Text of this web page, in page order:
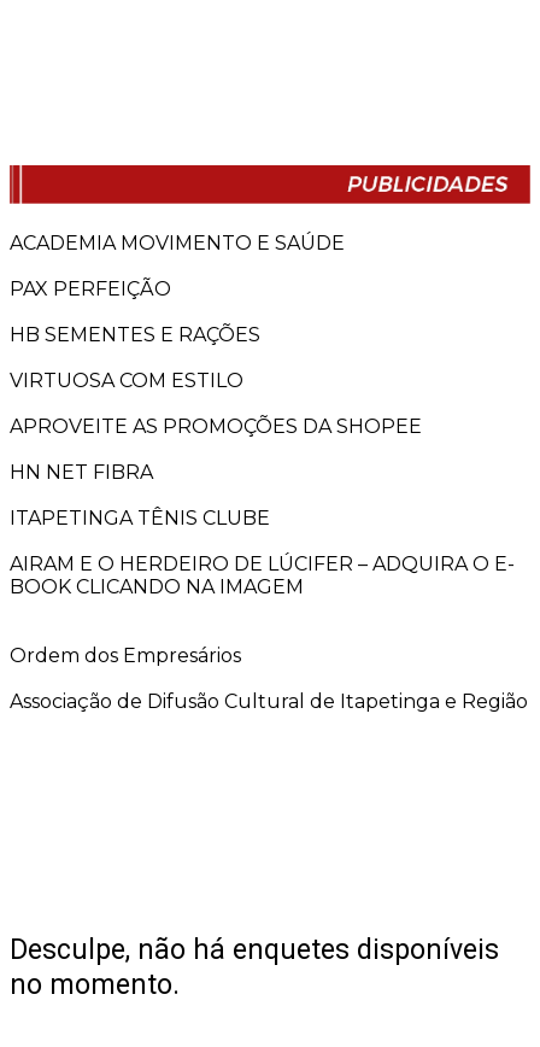
ACADEMIA MOVIMENTO E SAÚDE
PAX PERFEIÇÃO
HB SEMENTES E RAÇÕES
VIRTUOSA COM ESTILO
APROVEITE AS PROMOÇÕES DA SHOPEE
HN NET FIBRA
ITAPETINGA TÊNIS CLUBE
AIRAM E O HERDEIRO DE LÚCIFER – ADQUIRA O E-
BOOK CLICANDO NA IMAGEM
Ordem dos Empresários
Associação de Difusão Cultural de Itapetinga e Região
Desculpe, não há enquetes disponíveis
no momento.